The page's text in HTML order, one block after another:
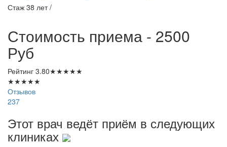
Стаж 38 лет /
Стоимость приема - 2500
Руб
Рейтинг 3.80★★★★★
★★★★★
Отзывов
237
Этот врач ведёт приём в следующих
клиниках